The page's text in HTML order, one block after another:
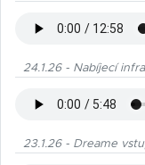
24.1.26 - Nabíjecí
23.1.26 - Dreame